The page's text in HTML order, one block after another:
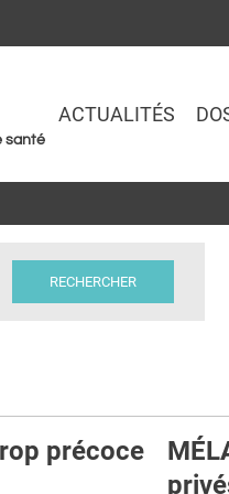
santé
ACTUALITÉS
précoce